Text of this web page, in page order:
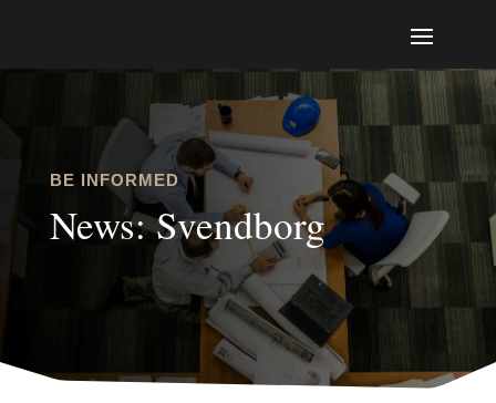
BE INFORMED
News: Svendborg